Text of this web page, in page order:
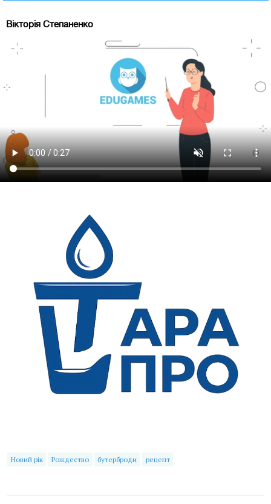
Вікторія Степаненко
Новий рік Рождество бутерброди рецепт